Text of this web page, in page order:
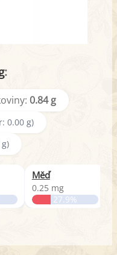
:
0.84 g
0.00 g)
Měď
0.25 mg
27.9%